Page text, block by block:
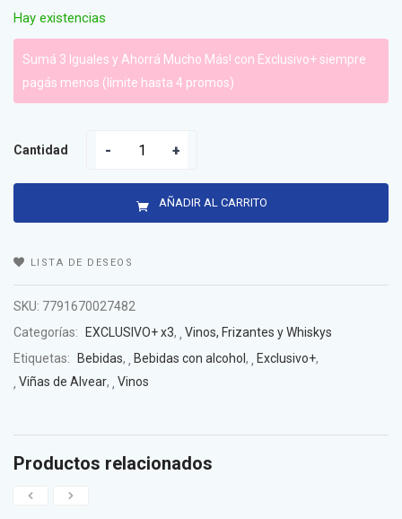
Hay existencias
Sumá 3 Iguales y Ahorrá Mucho Más! con Exclusivo+ siempre
pagás menos (límite hasta 4 promos)
Cantidad
AÑADIR AL CARRITO
LISTA DE DESEOS
SKU: 7791670027482
Categorías:
EXCLUSIVO+ x3,
Vinos, Frizantes y Whiskys
Etiquetas:
Bebidas, Bebidas con alcohol , Exclusivo+,
Viñas de Alvear, Vinos
Productos relacionados